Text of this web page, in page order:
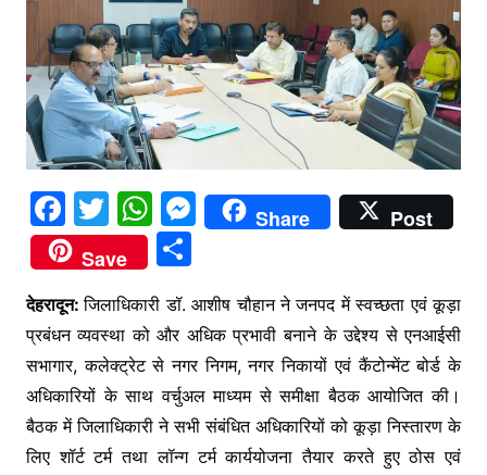
F
a
c
e
b
o
o
k
T
w
itt
er
W
h
at
s
A
p
p
M
e
s
e
n
g
er
Share
Post
Save
S
ar
e
देहरादून:जिलाधिकारी डॉ. आशीष चौहान ने जनपद में स्वच्छता एवं कूड़ा
प्रबंधन व्यवस्था को और अधिक प्रभावी बनाने के उद्देश्य से एनआईसी
सभागार, कलेक्ट्रेट से नगर निगम, नगर निकायों एवं कैंटोन्मेंट बोर्ड के
अधिकारियों के साथ वर्चुअल माध्यम से समीक्षा बैठक आयोजित की।
बैठक में जिलाधिकारी ने सभी संबंधित अधिकारियों को कूड़ा निस्तारण के
लिए शॉर्ट टर्म तथा लॉन्ग टर्म कार्ययोजना तैयार करते हुए ठोस एवं